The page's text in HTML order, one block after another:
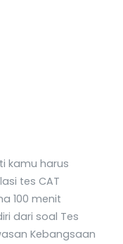
kamu harus
tes CAT
100 menit
dari soal Tes
Kebangsaan